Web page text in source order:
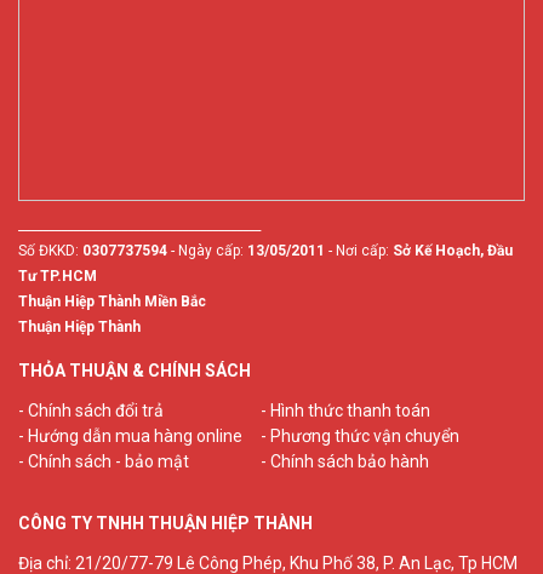
Số ĐKKD: 0307737594 - Ngày cấp: 13/05/2011 - Nơi cấp: Sở Kế Hoạch, Đầu
Tư TP.HCM
Thuận Hiệp Thành Miền Bắc
Thuận Hiệp Thành
THỎA THUẬN & CHÍNH SÁCH
- Chính sách đổi trả
- Hình thức thanh toán
- Hướng dẫn mua hàng online
- Phương thức vận chuyển
- Chính sách - bảo mật
- Chính sách bảo hành
CÔNG TY TNHH THUẬN HIỆP THÀNH
Địa chỉ: 21/20/77-79 Lê Công Phép, Khu Phố 38, P. An Lạc, Tp HCM